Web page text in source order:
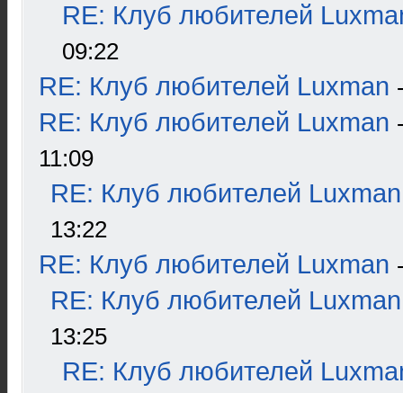
RE: Клуб любителей
09:22
RE: Клуб любителей Luxman
RE: Клуб любителей Luxman
11:09
RE: Клуб любителей Luxman
13:22
RE: Клуб любителей Luxman
RE: Клуб любителей Luxman
13:25
RE: Клуб любителей